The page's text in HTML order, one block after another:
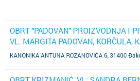
OBRT "PADOVAN" PROIZVODNJA I
VL. MARGITA PADOVAN, KORČULA,
ROZANOVIĆA 6
KANONIKA ANTUNA ROZANOVIĆA 6, 31400